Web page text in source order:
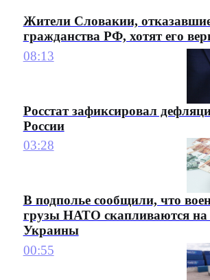
Жители Словакии,
гражданства РФ, хотят его
08:13
Росстат зафиксировал
России
03:28
В подполье сообщили, что
грузы НАТО скапливаются на
Украины
00:55